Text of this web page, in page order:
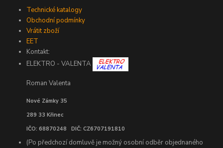
Technické katalogy
Obchodní podmínky
Vrátit zboží
EET
Kontakt:
ELEKTRO - VALENTA
Roman Valenta
Nové Zámky 35
289 33 Křinec
IČO: 68870248 DIČ: CZ6707191810
(Po předchozí domluvě je možný osobní odběr objednaného